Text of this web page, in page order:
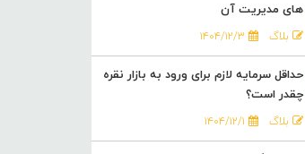
های مدیریت آن
بلاگ ۱۴۰۴/۱۲/۳
حداقل سرمایه لازم برای ورود به بازار نقره
چقدر است؟
بلاگ ۱۴۰۴/۱۲/۱